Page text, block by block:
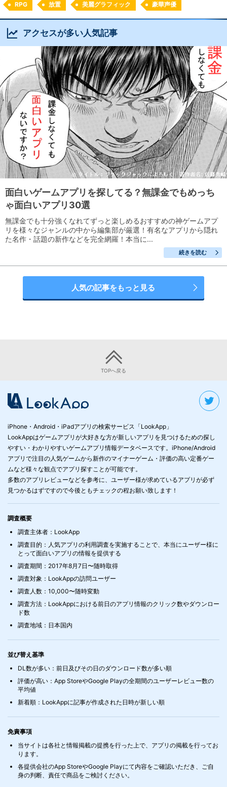
RPG 放置 美麗グラフィック 豪華声優
アクセスが多い人気記事
面白いゲームアプリを探してる？無課金でもめっち
ゃ面白いアプリ30選
無課金でも十分強くなれてずっと楽しめるおすすめの神ゲームアプ
リを様々なジャンルの中から編集部が厳選！有名なアプリから隠れ
た名作・話題の新作などを完全網羅！本当に...
続きを読む
人気の記事をもっと見る
TOPへ戻る
iPhone・Android・iPadアプリの検索サービス「LookApp」
LookAppはゲームアプリが大好きな方が新しいアプリを見つけるための探し
やすい・わかりやすいゲームアプリ情報データベースです。iPhone/Android
アプリで注目の人気ゲームから新作のマイナーゲーム・評価の高い定番ゲー
ムなど様々な観点でアプリ探すことが可能です。
多数のアプリレビューなどを参考に、ユーザー様が求めているアプリが必ず
見つかるはずですので今後ともチェックの程お願い致します！
調査概要
調査主体者：LookApp
調査目的：人気アプリの利用調査を実施することで、本当にユーザー様に
とって面白いアプリの情報を提供する
調査期間：2017年8月7日〜随時取得
調査対象：LookAppの訪問ユーザー
調査人数：10,000〜随時変動
調査方法：LookAppにおける前日のアプリ情報のクリック数やダウンロー
ド数
調査地域：日本国内
並び替え基準
DL数が多い：前日及びその日のダウンロード数が多い順
評価が高い：App StoreやGoogle Playの全期間のユーザーレビュー数の
平均値
新着順：LookAppに記事が作成された日時が新しい順
免責事項
当サイトは各社と情報掲載の提携を行った上で、アプリの掲載を行ってお
ります。
各提供会社のApp StoreやGoogle Playにて内容をご確認いただき、ご自
身の判断、責任で商品をご検討ください。